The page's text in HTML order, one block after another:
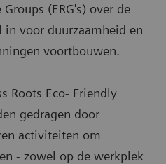
(ERG's) over de
in voor duurzaamheid en
voortbouwen.
Roots Eco- Friendly
gedragen door
activiteiten om
- zowel op de werkplek